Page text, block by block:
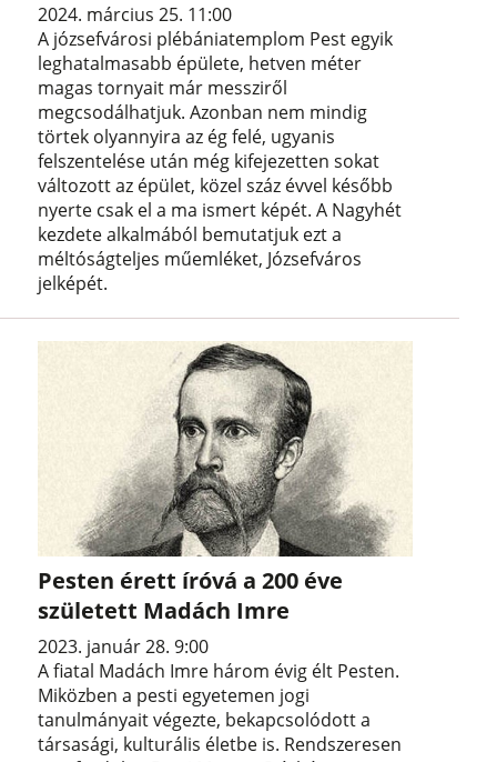
2024. március 25. 11:00
A józsefvárosi plébániatemplom Pest egyik
leghatalmasabb épülete, hetven méter
magas tornyait már messziről
megcsodálhatjuk. Azonban nem mindig
törtek olyannyira az ég felé, ugyanis
felszentelése után még kifejezetten sokat
változott az épület, közel száz évvel később
nyerte csak el a ma ismert képét. A Nagyhét
kezdete alkalmából bemutatjuk ezt a
méltóságteljes műemléket, Józsefváros
jelképét.
Pesten érett íróvá a 200 éve
született Madách Imre
2023. január 28. 9:00
A fiatal Madách Imre három évig élt Pesten.
Miközben a pesti egyetemen jogi
tanulmányait végezte, bekapcsolódott a
társasági, kulturális életbe is. Rendszeresen